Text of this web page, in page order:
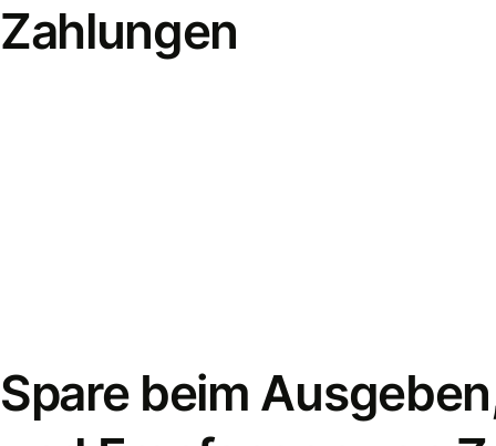
Zahlungen
Spare beim